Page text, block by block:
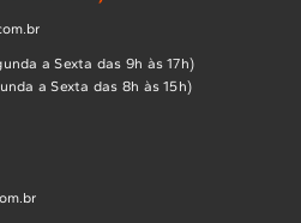
a Sexta das 9h às 17h)
a Sexta das 8h às 15h)